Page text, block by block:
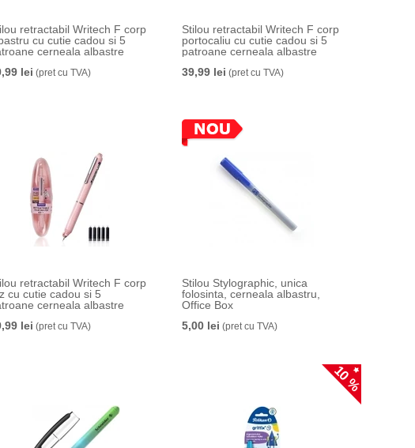
retractabil Writech F corp
cu cutie cadou si 5
cerneala albastre
lei (pret cu TVA)
Stilou retractabil Writech F corp
portocaliu cu cutie cadou si 5
patroane cerneala albastre
39,99 lei (pret cu TVA)
retractabil Writech F corp
cu cutie cadou si 5
cerneala albastre
lei (pret cu TVA)
Stilou Stylographic, unica
folosinta, cerneala albastru,
Office Box
5,00 lei (pret cu TVA)
10 %